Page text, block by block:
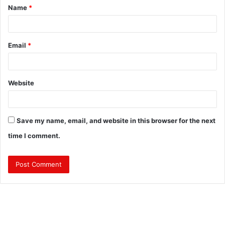
*
Name *
Email *
Website
Save my name, email, and website in this browser for the next
time I comment.